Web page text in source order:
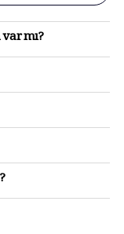
mı?